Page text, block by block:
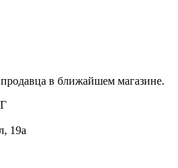
в ближайшем магазине.
19а